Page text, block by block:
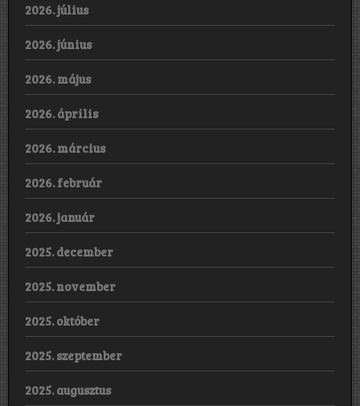
2026. július
2026. június
2026. május
2026. április
2026. március
2026. február
2026. január
2025. december
2025. november
2025. október
2025. szeptember
2025. augusztus